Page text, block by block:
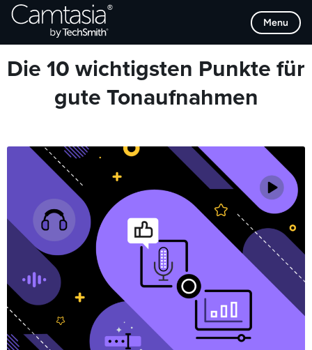
Direkt
zum
Menu
Browse Categories
Die 10 wichtigsten Punkte für
gute Tonaufnahmen